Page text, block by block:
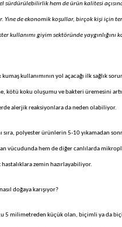
sürdürülebilirlik hem de ürün kalitesi
Yine de ekonomik koşullar, birçok kişi için
kullanımı giyim sektöründe yaygınlığını
kullanımının yol açacağı ilk sağlık
kötü koku oluşumu ve bakteri üremesini
alerjik reaksiyonlara da neden olabiliyor.
polyester ürünlerin 5-10 yıkamadan
vücudunda hem de diğer canlılarda
zemin hazırlayabiliyor.
doğaya karışıyor?
5 milimetreden küçük olan, biçimli ya da